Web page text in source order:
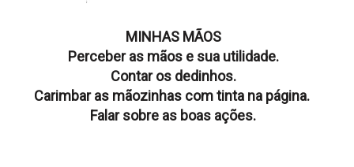
MINHAS MÃOS
Perceber as mãos e sua utilidade.
Contar os dedinhos.
Carimbar as mãozinhas com tinta na página.
Falar sobre as boas ações.